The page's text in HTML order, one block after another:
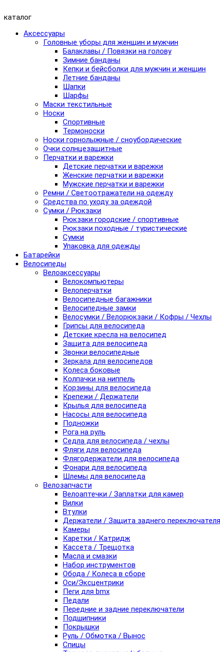
каталог
Аксессуары
Головные уборы для женщин и мужчин
Балаклавы / Повязки на голову
Зимние банданы
Кепки и бейсболки для мужчин и женщин
Летние банданы
Шапки
Шарфы
Маски текстильные
Носки
Спортивные
Термоноски
Носки горнолыжные / сноубордические
Очки солнцезащитные
Перчатки и варежки
Детские перчатки и варежки
Женские перчатки и варежки
Мужские перчатки и варежки
Ремни / Светоотражатели на одежду
Средства по уходу за одеждой
Сумки / Рюкзаки
Рюкзаки городские / спортивные
Рюкзаки походные / туристические
Сумки
Упаковка для одежды
Батарейки
Велосипеды
Велоаксессуары
Велокомпьютеры
Велоперчатки
Велосипедные багажники
Велосипедные замки
Велосумки / Велорюкзаки / Кофры / Чехлы
Грипсы для велосипеда
Детские кресла на велосипед
Защита для велосипеда
Звонки велосипедные
Зеркала для велосипедов
Колеса боковые
Колпачки на ниппель
Корзины для велосипеда
Крепежи / Держатели
Крылья для велосипеда
Насосы для велосипеда
Подножки
Рога на руль
Седла для велосипеда / чехлы
Фляги для велосипеда
Флягодержатели для велосипеда
Фонари для велосипеда
Шлемы для велосипеда
Велозапчасти
Велоаптечки / Заплатки для камер
Вилки
Втулки
Держатели / Защита заднего переключателя
Камеры
Каретки / Катридж
Кассета / Трещотка
Масла и смазки
Набор инструментов
Обода / Колеса в сборе
Оси/Эксцентрики
Пеги для bmx
Педали
Передние и задние переключатели
Подшипники
Покрышки
Руль / Обмотка / Вынос
Спицы